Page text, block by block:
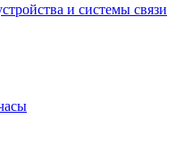
и системы связи